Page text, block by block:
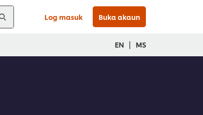
Log masuk Buka akaun
EN | MS